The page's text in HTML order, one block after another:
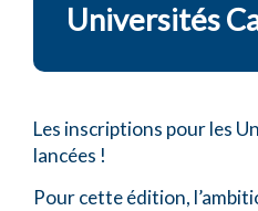
Le réseau Cabex a pour mission
indépendants dans toute la France.
la France et les DOM-TOM.
Adhérez à notre réseau si vous
dans le sud-Ouest, dans le Nord
Universités
Les inscriptions pour les
lancées !
Pour cette édition,